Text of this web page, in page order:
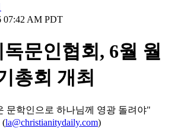
07:42 AM PDT
문인협회, 6월 월
총회 개최
문학인으로 하나님께 영광 돌려야"
(la@christianitydaily.com)